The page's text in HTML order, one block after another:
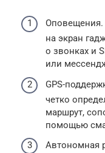
Оповещения.
на экран
о звонках и
или
GPS-
четко
маршрут,
помощью
Автономная